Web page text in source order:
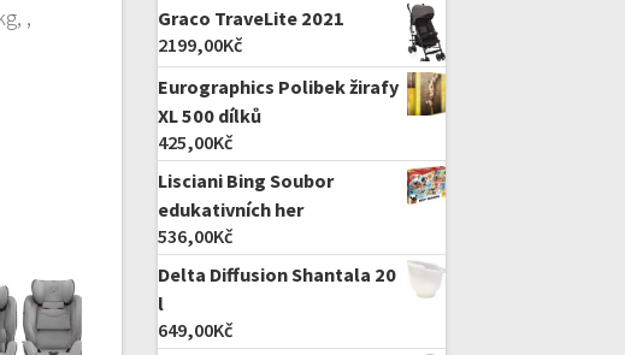
,
Graco TraveLite 2021
2199,00Kč
Eurographics Polibek žirafy
XL 500 dílků
425,00Kč
Lisciani Bing Soubor
edukativních her
536,00Kč
Delta Diffusion Shantala 20
l
649,00Kč